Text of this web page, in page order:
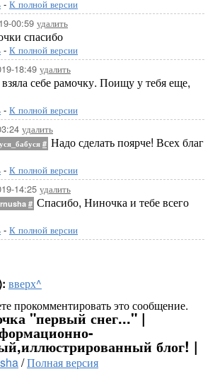
- К полной версии
00:59 удалить
спасибо
- К полной версии
18:49 удалить
себе рамочку. Поищу у тебя еще,
- К полной версии
удалить
# Надо сделать поярче! Всех благ
- К полной версии
14:25 удалить
# Спасибо, Ниночка и тебе всего
- К полной версии
вверх^
прокомментировать это сообщение.
"первый снег..." |
блог! |
/Полная версия